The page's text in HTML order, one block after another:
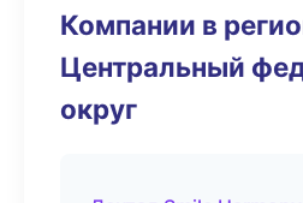
Компании в
Центральный
округ